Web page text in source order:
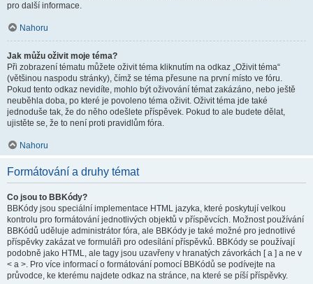
pro další informace.
Nahoru
Jak můžu oživit moje téma?
Při zobrazení tématu můžete oživit téma kliknutím na odkaz „Oživit téma“
(většinou naspodu stránky), čímž se téma přesune na první místo ve fóru.
Pokud tento odkaz nevidíte, mohlo být oživování témat zakázáno, nebo ještě
neuběhla doba, po které je povoleno téma oživit. Oživit téma jde také
jednoduše tak, že do něho odešlete příspěvek. Pokud to ale budete dělat,
ujistěte se, že to není proti pravidlům fóra.
Nahoru
Formátování a druhy témat
Co jsou to BBKódy?
BBKódy jsou speciální implementace HTML jazyka, které poskytují velkou
kontrolu pro formátování jednotlivých objektů v příspěvcích. Možnost používání
BBKódů uděluje administrátor fóra, ale BBKódy je také možné pro jednotlivé
příspěvky zakázat ve formuláři pro odesílání příspěvků. BBKódy se používají
podobně jako HTML, ale tagy jsou uzavřeny v hranatých závorkách [ a ] a ne v
< a >. Pro více informací o formátování pomocí BBKódů se podívejte na
průvodce, ke kterému najdete odkaz na stránce, na které se píší příspěvky.